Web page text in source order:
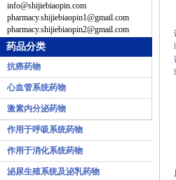
info@shijiebiaopin.com
pharmacy.shijiebiaopin1@gmail.com
pharmacy.shijiebiaopin2@gmail.com
药品分类
抗癌药物
心血管系统药物
激素内分泌药物
作用于呼吸系统药物
作用于消化系统药物
泌尿生殖系统及泌乳药物